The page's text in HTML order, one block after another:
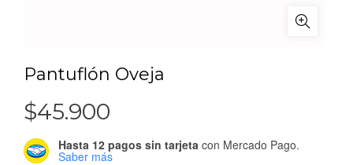
Pantuflón Oveja
$45.900
Hasta 12 pagos sin tarjeta con Mercado Pago.
Saber más